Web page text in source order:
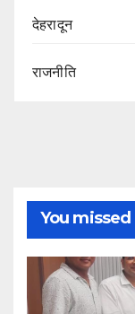
देहरादून
राजनीति
You missed